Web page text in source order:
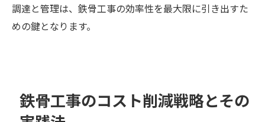
調達と管理は、鉄骨工事の効率性を最大限に引き出すた
めの鍵となります。
鉄骨工事のコスト削減戦略とその